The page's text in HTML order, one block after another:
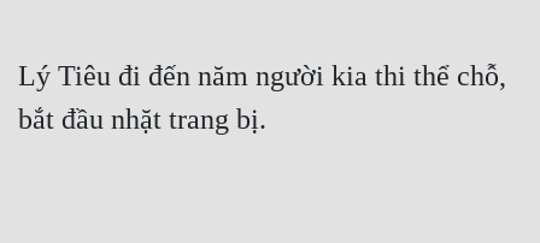
Lý Tiêu đi đến năm người kia thi thể chỗ,
bắt đầu nhặt trang bị.